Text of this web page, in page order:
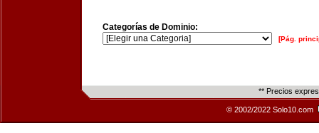
Categorías de Dominio:
[Pág.
** Precios
© 2002/2022 Solo10.com